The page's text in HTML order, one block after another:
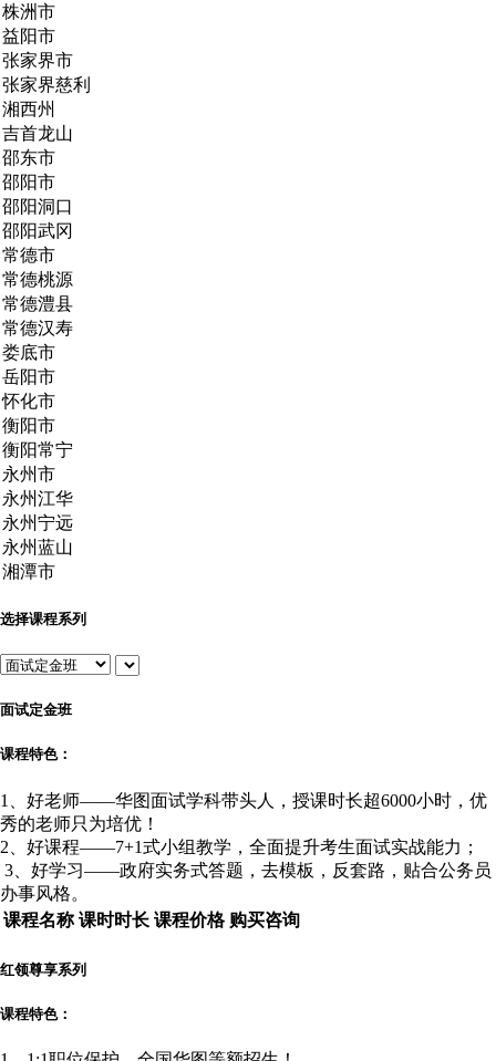
选择课程系列
面试定金班
课程特色：
1、好老师——华图面试学科带头人，授课时长超6000小时，优
秀的老师只为培优！
2、好课程——7+1式小组教学，全面提升考生面试实战能力；
3、好学习——政府实务式答题，去模板，反套路，贴合公务员
办事风格。
课程名称 课时时长 课程价格 购买咨询
红领尊享系列
课程特色：